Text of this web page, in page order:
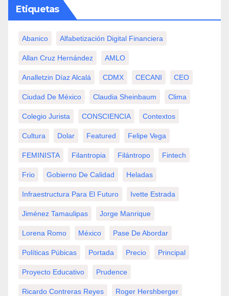
Etiquetas
Abanico Alfabetización Digital Financiera
Allan Cruz Hernández AMLO
Analletzin Díaz Alcalá CDMX CECANI CEO
Ciudad De México Claudia Sheinbaum Clima
Colegio Jurista CONSCIENCIA Contextos
Cultura Dolar Featured Felipe Vega
FEMINISTA Filantropia Filántropo Fintech
Frio Gobierno De Calidad Heladas
Infraestructura Para El Futuro Ivette Estrada
Jiménez Tamaulipas Jorge Manrique
Lorena Romo México Pase De Abordar
Políticas Púbicas Portada Precio Principal
Proyecto Educativo Prudence
Ricardo Contreras Reyes Roger Hershberger